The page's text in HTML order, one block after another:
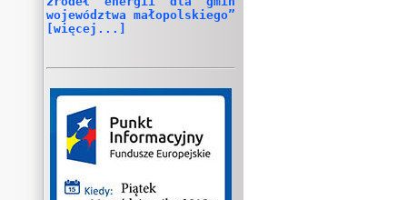
województwa małopolskiego”
[więcej...]